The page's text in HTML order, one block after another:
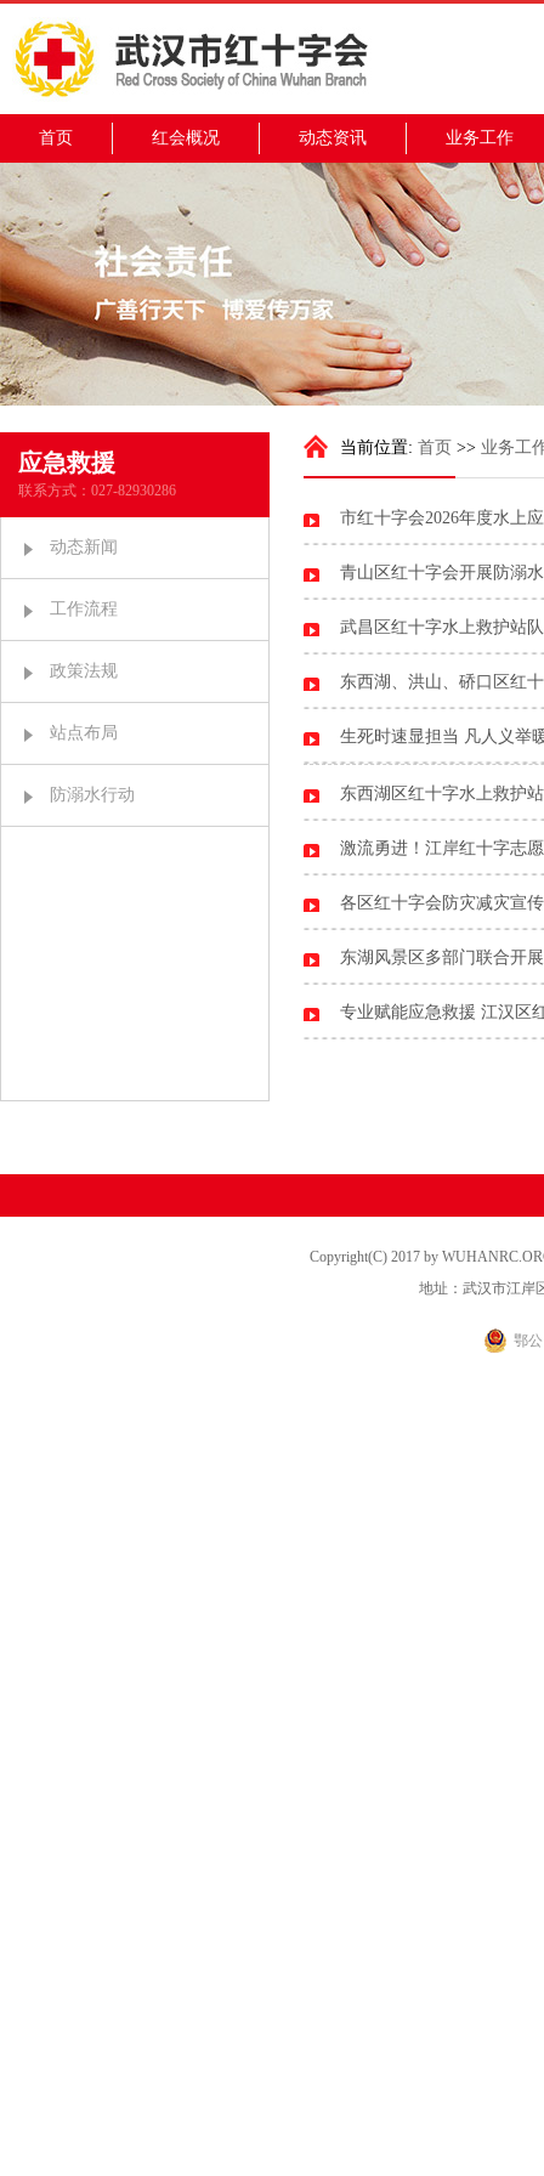
首页 红会概况 动态资讯 业务工作
应急救援
联系方式：027-82930286
动态新闻
工作流程
政策法规
站点布局
防溺水行动
当前位置: 首页 >> 业务工
市红十字会2026年度水上
青山区红十字会开展防溺
武昌区红十字水上救护站
东西湖、洪山、硚口区红
生死时速显担当 凡人义举
东西湖区红十字水上救护
激流勇进！江岸红十字志
各区红十字会防灾减灾宣
东湖风景区多部门联合开
专业赋能应急救援 江汉区
Copyright(C) 2017 by
地址：武汉市江岸
鄂公